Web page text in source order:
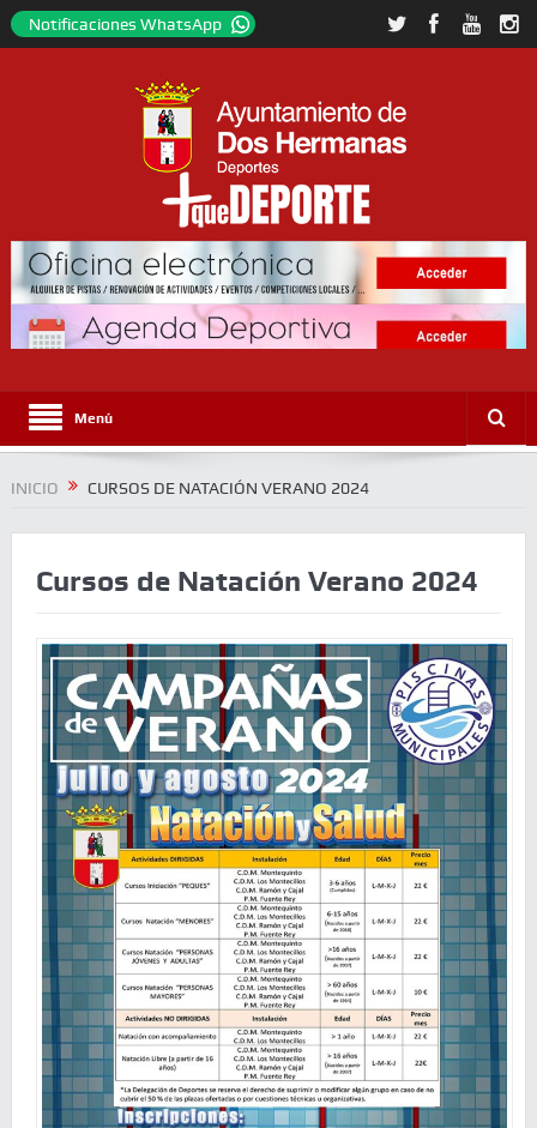
Notificaciones WhatsApp
Menú
INICIO CURSOS DE NATACIÓN VERANO 2024
Cursos de Natación Verano 2024